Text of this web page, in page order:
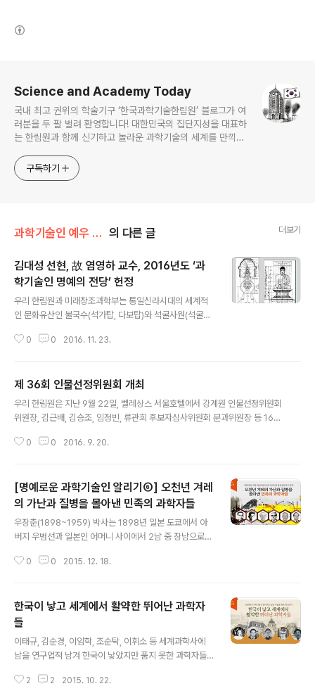
Science and Academy Today
국내 최고 권위의 학술기구 ‘한국과학기술한림원’ 블로그가 여
러분을 두 팔 벌려 환영합니다! 대한민국의 집단지성을 대표하
는 한림원과 함께 신기하고 놀라운 과학기술의 세계를 만끽하
구독하기
과학기술인 예우 및 시상/과학기술인명예의전당 의 다른 글 더보기
김대성 선현, 故 염영하 교수, 2016년도 ‘과
학기술인 명예의 전당’ 헌정
우리 한림원과 미래창조과학부는 통일신라시대의 세계적
인 문화유산인 불국수(석가탑, 다보탑)와 석굴사원(석굴암)
학적으로 규명한 염영하 교수를 ‘2016년도 과학기술인 명
侍)’를 지낸 인물로 국가 건축 사업을 기획 총괄하여 세계
적 성과물을 완성했다. 특히 김대성 선현이 주도하여 창건
한 석굴사원은 수학, 건축학, 금속공학 등 뛰어난 과학기술
학적 가치를 극찬 받고 있다. 일본 건축학자 요네다 미요지
0 0 2016. 11. 23.
제 36회 인물선정위원회 개최
우리 한림원은 지난 9월 22일, 벨레상스 서울호텔에서 강계원 인물선정위원회
위원장, 김근배, 김승조, 임정빈, 류관희 후보자심사위원회 분과위원장 등 16인
한림원은, 공지 후 10월 28일까지 이의접수를 진행하여 헌정대상자를 최종확
과학기술인의 업적을 항구적으로 기리고 보전하여 과학기술인에게는 자긍심을,
청소년들에게는 과학정신을 부여하기 위해 추진하고 있는 사업이다.
0 0 2016. 9. 20.
[명예로운 과학기술인 알리기⑥] 오천년 겨레
의 가난과 질병을 몰아낸 민족의 과학자들
우장춘(1898~1959) 박사는 1898년 일본 도쿄에서 아
버지 우범선과 일본인 어머니 사이에서 2남 중 장남으로
6년 동경제국대학실과(전문대학)에 들어가 1919년 졸업
U’로 표기하는 것을 잊지 않았다. 조선인이라는 자신의 정
체성을 다지기 위해서였다. 우 박사는 졸업과 동시에 일본
농림성 농업시험장에 취직했다. 퇴직할 때까지 18년간 육
종연구에 몰두하였으며, 1935년에는 일본 도쿄제국대학
농학박사 학위를 취득했다. 우장춘이 '종의 합성' 이론을 실
험적으로 입증하여 세계 유전육종학의 발전에 기여한 것도
0 0 2015. 12. 18.
한국이 낳고 세계에서 활약한 뛰어난 과학자
들
이태규, 김순경, 이임학, 조순탁, 이휘소 등 세계과학사에
남을 연구업적 남겨 한국이 낳았지만 품지 못한 과학자들
란스러운 국가는 그들의 앎의 욕구를 충족시켜주지 못했
2 2 2015. 10. 22.